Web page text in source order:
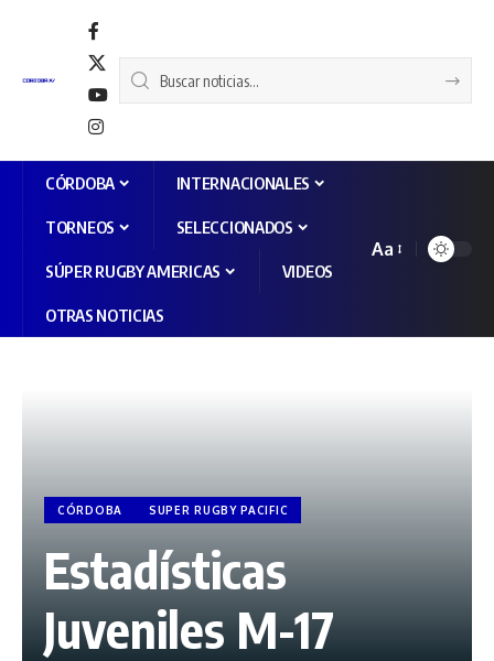
CÓRDOBA INTERNACIONALES
TORNEOS SELECCIONADOS
SÚPER RUGBY AMERICAS VIDEOS
OTRAS NOTICIAS
Aa
CÓRDOBA SUPER RUGBY PACIFIC
Estadísticas
Juveniles M-17